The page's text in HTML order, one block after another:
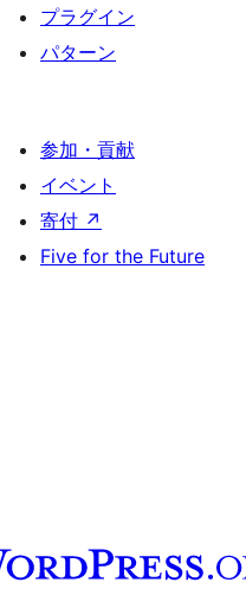
プラグイン
パターン
参加・貢献
イベント
寄付 ↗
Five for the Future